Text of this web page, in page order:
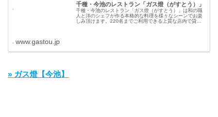
千種・今池のレストラン「ガス燈（がすとう）」
千種・今池のレストラン「ガス燈（がすとう）」は和の職
人と洋のシェフが作る本格的な料理を様々なシーンでお楽
しみ頂けます。220名までご利用できる上質な店内で貸切
www.gastou.jp
» ガス燈【今池】